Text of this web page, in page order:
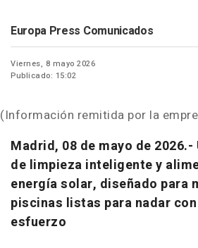
Europa Press Comunicados
Viernes, 8 mayo 2026
Publicado: 15:02
(Información remitida por la
Madrid, 08 de mayo de 2026.-
de limpieza inteligente y
energía solar, diseñado para
piscinas listas para nadar
esfuerzo